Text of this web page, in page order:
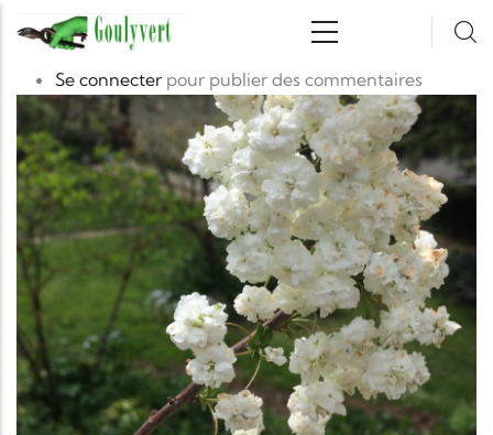
Aller au contenu principal
Se connecter pour publier des commentaires
photo
Image